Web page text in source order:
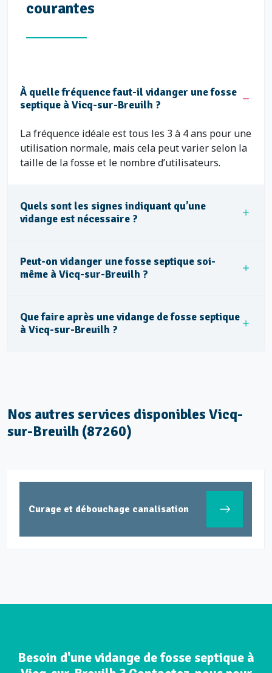
courantes
À quelle fréquence faut-il vidanger une fosse
septique à Vicq-sur-Breuilh ?
La fréquence idéale est tous les 3 à 4 ans pour une
utilisation normale, mais cela peut varier selon la
taille de la fosse et le nombre d’utilisateurs.
Quels sont les signes indiquant qu’une
vidange est nécessaire ?
Peut-on vidanger une fosse septique soi-
même à Vicq-sur-Breuilh ?
Que faire après une vidange de fosse septique
à Vicq-sur-Breuilh ?
Nos autres services disponibles Vicq-
sur-Breuilh (87260)
Curage et débouchage canalisation
Besoin d'une vidange de fosse septique à